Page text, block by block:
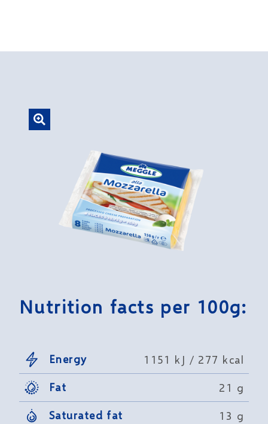
Nutrition facts per 100g:
Energy 1151 kJ / 277 kcal
Fat 21 g
Saturated fat 13 g